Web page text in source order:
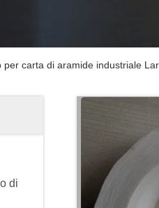
per carta di aramide industriale
di